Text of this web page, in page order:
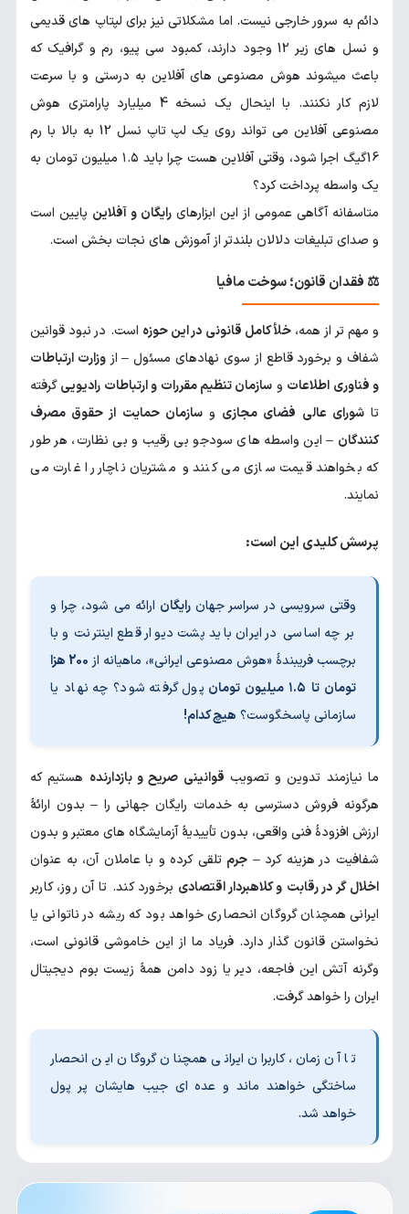
دائم به سرور خارجی نیست. اما مشکلاتی نیز برای لپتاپ های قدیمی
و نسل های زیر 12 وجود دارند، کمبود سی پیو، رم و گرافیک که
باعث میشوند هوش مصنوعی های آفلاین به درستی و با سرعت
لازم کار نکنند. با اینحال یک نسخه 4 میلیارد پارامتری هوش
مصنوعی آفلاین می تواند روی یک لپ تاپ نسل 12 به بالا با رم
16گیگ اجرا شود، وقتی آفلاین هست چرا باید ۱.۵ میلیون تومان به
یک واسطه پرداخت کرد؟
متاسفانه آگاهی عمومی از این ابزارهای رایگان و آفلاین پایین است
و صدای تبلیغات دلالان بلندتر از آموزش های نجات بخش است.
⚖️ فقدان قانون؛ سوخت مافیا
و مهم تر از همه،خلأ کامل قانونی در این حوزه است. در نبود قوانین
شفاف و برخورد قاطع از سوی نهادهای مسئول – ازوزارت ارتباطات
و فناوری اطلاعات و سازمان تنظیم مقررات و ارتباطات رادیوییگرفته
تاشورای عالی فضای مجازی وسازمان حمایت از حقوق مصرف
کنندگان – این واسطه های سودجو بی رقیب و بی نظارت، هر طور
که بخواهند قیمت سازی می کنند و مشتریان ناچار را غارت می
نمایند.
پرسش کلیدی این است:
وقتی سرویسی در سراسر جهان رایگان ارائه می شود، چرا و
بر چه اساسی در ایران باید پشت دیوار قطع اینترنت و با
برچسب فریبندهٔ «هوش مصنوعی ایرانی»، ماهیانه از
200 هزا
تومان تا ۱.۵ میلیون تومان
پول گرفته شود؟ چه نهاد یا
سازمانی پاسخگوست؟ هیچ کدام!
ما نیازمند تدوین و تصویب قوانینی صریح و بازدارنده هستیم که
هرگونه فروش دسترسی به خدمات رایگان جهانی را – بدون ارائهٔ
ارزش افزودهٔ فنی واقعی، بدون تأییدیهٔ آزمایشگاه های معتبر و بدون
شفافیت در هزینه کرد – جرم تلقی کرده و با عاملان آن، به عنوان
اخلال گر در رقابت و کلاهبردار اقتصادی برخورد کند. تا آن روز، کاربر
ایرانی همچنان گروگان انحصاری خواهد بود که ریشه در ناتوانی یا
نخواستن قانون گذار دارد. فریاد ما از این خاموشی قانونی است،
وگرنه آتش این فاجعه، دیر یا زود دامن همهٔ زیست بوم دیجیتال
ایران را خواهد گرفت.
تا آن زمان، کاربران ایرانی همچنان گروگان این انحصار
ساختگی خواهند ماند و عده ای جیب هایشان پر پول
خواهد شد.